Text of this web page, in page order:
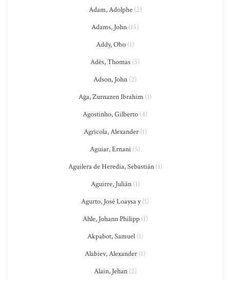
Adam, Adolphe(2)
Adams, John (15)
Addy, Obo (1)
Adès, Thomas (5)
Adson, John (2)
Ağa, Zurnazen Ibrahim (1)
Agostinho, Gilberto (4)
Agricola, Alexander(1)
Aguiar, Ernani (5)
Aguilera de Heredia, Sebastián(1)
Aguirre, Julián(1)
Agurto, José Loaysa y(1)
Ahle, Johann Philipp(1)
Akpabot, Samuel(1)
Alabiev, Alexander (1)
Alain, Jehan(2)